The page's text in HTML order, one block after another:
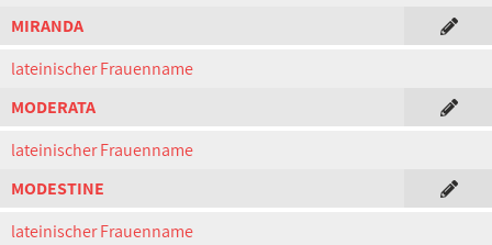
MIRANDA
lateinischer Frauenname
MODERATA
lateinischer Frauenname
MODESTINE
lateinischer Frauenname